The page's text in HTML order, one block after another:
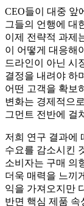
CEO들이 대중 앞
그들의 언행에 대
이제 전략적 과제
이 어떻게 대응해
드라인이 아닌 시
결정을 내려야 하
어떤 고객을 확보
변화는 경제적으
그먼트 전반에 걸
저희 연구 결과에
수요를 감소시킨
소비자는 구매 의
더욱 매력을 느끼
익을 가져오지만
반면 핵심 제품